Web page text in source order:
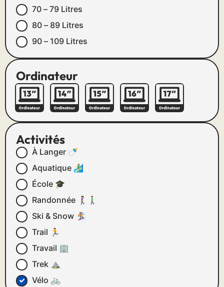
70 – 79 Litres
80 – 89 Litres
90 – 109 Litres
Ordinateur
Activités
À Langer 🍼
Aquatique 🏄‍♂️
École 🎓
Randonnée 🚶‍♀️🚶‍♂️
Ski & Snow 🏂
Trail 🏃
Travail 🏢
Trek ⛰
Vélo 🚲